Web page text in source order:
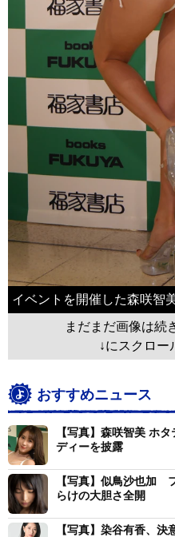
イベントを開催した森咲智
まだまだ画像は続
↓にスクロー
おすすめニュース
【写真】森咲智美 ホ
ディーを披露
【写真】似鳥沙也加
らけの大胆さ全開
【写真】染谷有香、